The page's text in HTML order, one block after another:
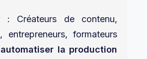
: Créateurs de contenu,
entrepreneurs, formateurs
automatiser la production